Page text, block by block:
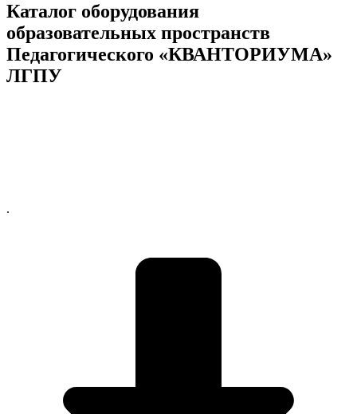
Каталог оборудования
образовательных пространств
Педагогического «КВАНТОРИУМА»
ЛГПУ
.